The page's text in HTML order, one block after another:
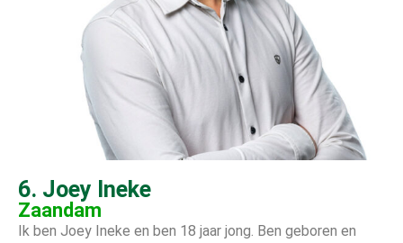
6. Joey Ineke
Zaandam
Ik ben Joey Ineke en ben 18 jaar jong. Ben geboren en